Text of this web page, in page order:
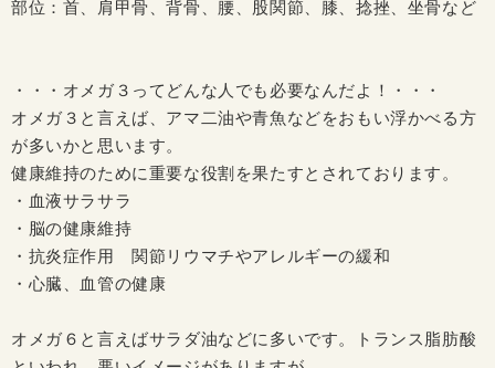
部位：首、肩甲骨、背骨、腰、股関節、膝、捻挫、坐骨など
・・・オメガ３ってどんな人でも必要なんだよ！・・・
オメガ３と言えば、アマ二油や青魚などをおもい浮かべる方
が多いかと思います。
健康維持のために重要な役割を果たすとされております。
・血液サラサラ
・脳の健康維持
・抗炎症作用 関節リウマチやアレルギーの緩和
・心臓、血管の健康
オメガ６と言えばサラダ油などに多いです。トランス脂肪酸